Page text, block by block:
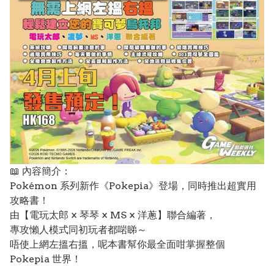
📖 內容簡介：
Pokémon 系列新作《Pokepia》登場，同時推出超實用
攻略書！
由【電玩太郎 × 琴琴 × MS × 洋蔥】聯合編著，
專攻懶人模式同初玩者都啱睇～
唔使上網左搵右搵，呢本書幫你最全面咁掌握整個
Pokepia 世界！